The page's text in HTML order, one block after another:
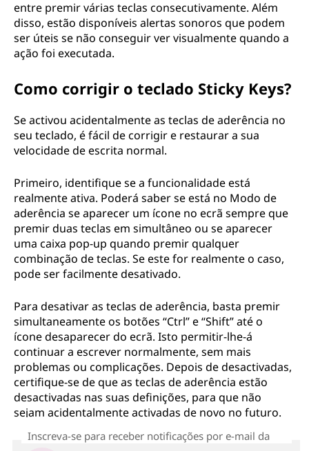
entre premir várias teclas consecutivamente. Além
disso, estão disponíveis alertas sonoros que podem
ser úteis se não conseguir ver visualmente quando a
ação foi executada.
Como corrigir o teclado Sticky Keys?
Se activou acidentalmente as teclas de aderência no
seu teclado, é fácil de corrigir e restaurar a sua
velocidade de escrita normal.
Primeiro, identifique se a funcionalidade está
realmente ativa. Poderá saber se está no Modo de
aderência se aparecer um ícone no ecrã sempre que
premir duas teclas em simultâneo ou se aparecer
uma caixa pop-up quando premir qualquer
combinação de teclas. Se este for realmente o caso,
pode ser facilmente desativado.
Para desativar as teclas de aderência, basta premir
simultaneamente os botões “Ctrl” e “Shift” até o
ícone desaparecer do ecrã. Isto permitir-lhe-á
continuar a escrever normalmente, sem mais
problemas ou complicações. Depois de desactivadas,
certifique-se de que as teclas de aderência estão
desactivadas nas suas definições, para que não
sejam acidentalmente activadas de novo no futuro.
Inscreva-se para receber notificações por e-mail da